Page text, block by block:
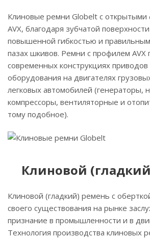
Клиновые ремни Globelt с открытыми
AVX, благодаря зубчатой
повышенной гибкостью и
пазах шкивов. Ремни с профилем AVX
современных конструкциях приводов
оборудования на двигателях
легковых автомобилей (генераторы,
компрессоры, вентиляторные и
тому подобное).
Клиновой
Клиновой (гладкий) ремень с
своего существования на рынке
признание в промышленности и в
Технология производства клиновых